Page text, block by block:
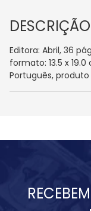
Editora: Abril, 36
formato: 13.5 x
Português,